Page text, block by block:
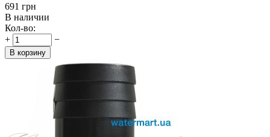
‍691‍ грн
В наличии
Кол-во:
+
−
В корзину